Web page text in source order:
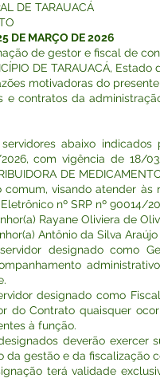
DE TARAUACÁ
DE MARÇO DE 2026
de gestor e fiscal de
DE TARAUACÁ,
motivadoras do
e contratos da
servidores abaixo
2026, com vigência de 18/
DE
comum, visando atender
nº SRP nº 90014/
Rayane Oliviera de
Antônio da Silva Araújo
designado como
designado como
do Contrato quaisquer
à função.
deverão
da gestão e da fiscalização
terá validade